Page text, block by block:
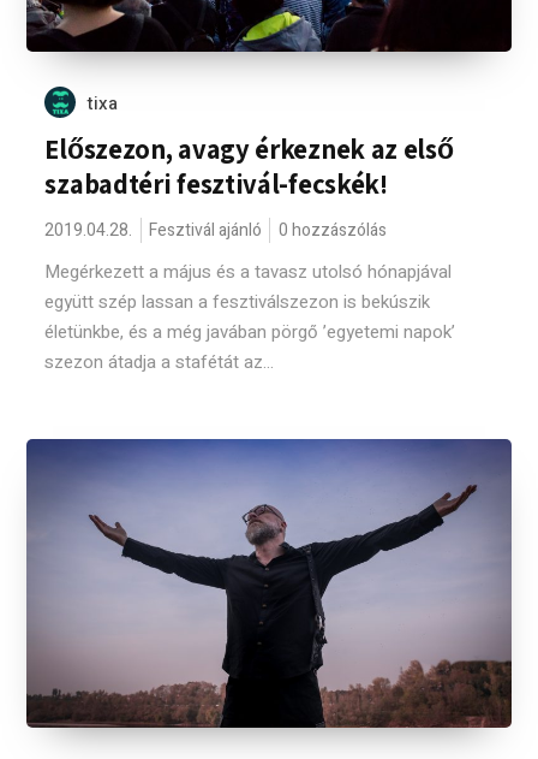
tixa
Előszezon, avagy érkeznek az első
szabadtéri fesztivál-fecskék!
2019.04.28. Fesztivál ajánló 0 hozzászólás
Megérkezett a május és a tavasz utolsó hónapjával
együtt szép lassan a fesztiválszezon is bekúszik
életünkbe, és a még javában pörgő ’egyetemi napok’
szezon átadja a stafétát az...